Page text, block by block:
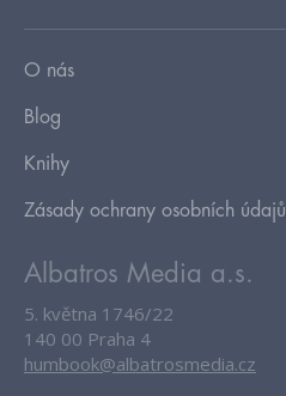
O nás
Blog
Knihy
Zásady ochrany osobních údajů
Albatros Media a.s.
5. května 1746/22
140 00 Praha 4
humbook@albatrosmedia.cz